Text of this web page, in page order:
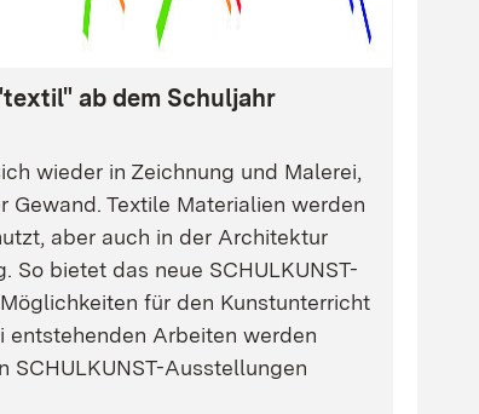
ab dem Schuljahr
wieder in Zeichnung und Malerei,
Gewand. Textile Materialien werden
aber auch in der Architektur
So bietet das neue SCHULKUNST-
für den Kunstunterricht
entstehenden Arbeiten werden
SCHULKUNST-Ausstellungen